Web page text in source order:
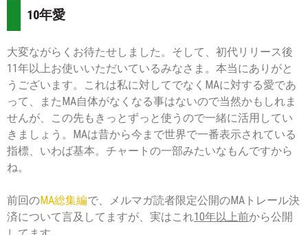
10年愛
大変ながらくお待たせしました。そして、初代リリース後
11年以上お使いいただいているみなさま。本当にありがと
うございます。これは私に対してでなくMAに対する愛であ
って、またMA自体がなくなる事はないので当然かもしれま
せんが、この先もきっとずっと使うので一緒に活用してい
きましょう。MAは昔から今まで世界で一番表示されている
指標、いわば基本。チャートの一部みたいなもんですから
ね。
前回のMA総集編で、メルマガ読者限定公開のMAトレール決
済について言及してますが、実はこれ10年以上前から公開